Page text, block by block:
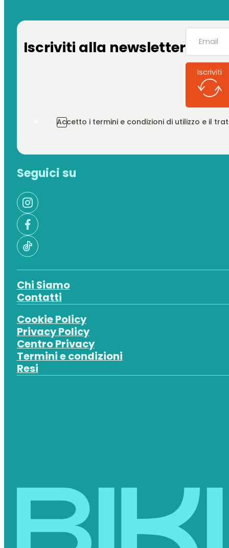
Iscriviti alla newsletter
Iscriviti
Accetto i termini e condizioni di utilizzo e il
Seguici su
Chi Siamo
Contatti
Cookie Policy
Privacy Policy
Centro Privacy
Termini e condizioni
Resi